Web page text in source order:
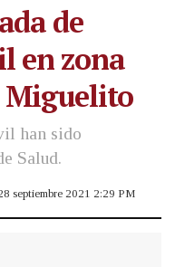
de
en zona
Miguelito
han sido
Salud.
septiembre 2021 2:29 PM